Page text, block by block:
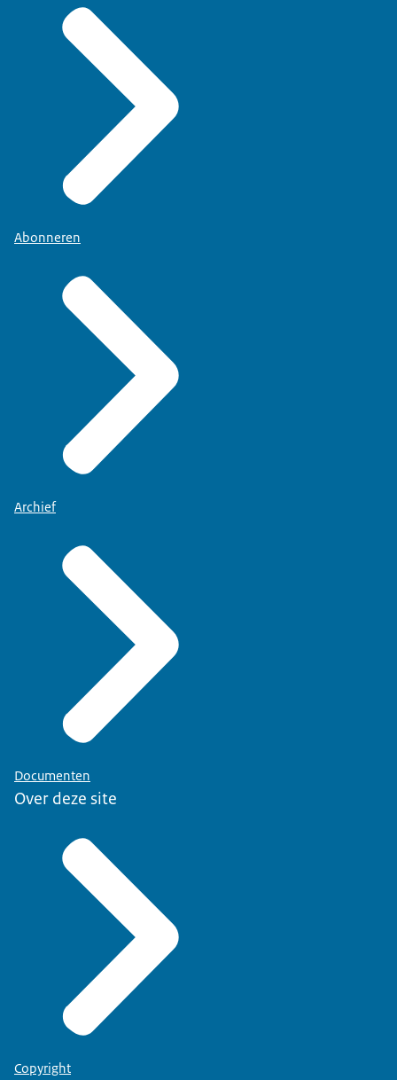
Abonneren
Archief
Documenten
Over deze site
Copyright